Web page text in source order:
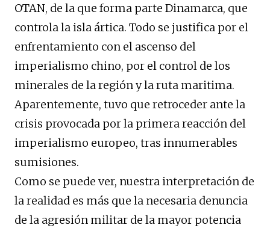
OTAN, de la que forma parte Dinamarca, que
controla la isla ártica. Todo se justifica por el
enfrentamiento con el ascenso del
imperialismo chino, por el control de los
minerales de la región y la ruta maritima.
Aparentemente, tuvo que retroceder ante la
crisis provocada por la primera reacción del
imperialismo europeo, tras innumerables
sumisiones.
Como se puede ver, nuestra interpretación de
la realidad es más que la necesaria denuncia
de la agresión militar de la mayor potencia